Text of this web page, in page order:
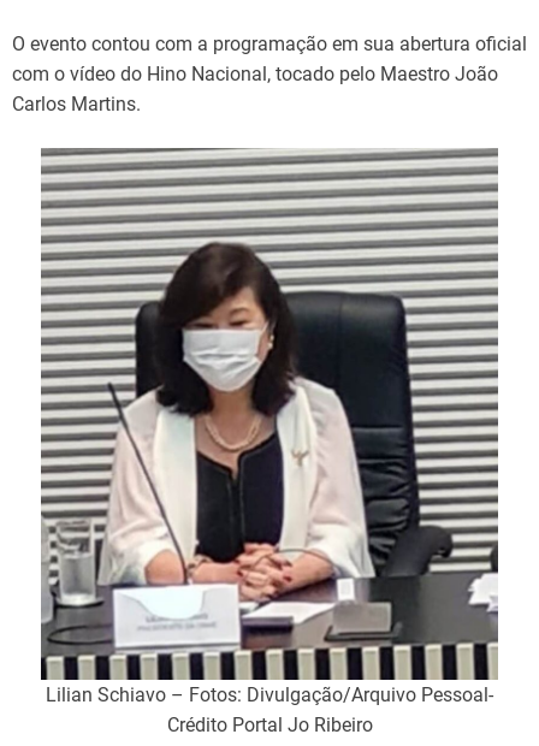
O evento contou com a programação em sua abertura oficial
com o vídeo do Hino Nacional, tocado pelo Maestro João
Carlos Martins.
Lilian Schiavo – Fotos: Divulgação/Arquivo Pessoal-
Crédito Portal Jo Ribeiro